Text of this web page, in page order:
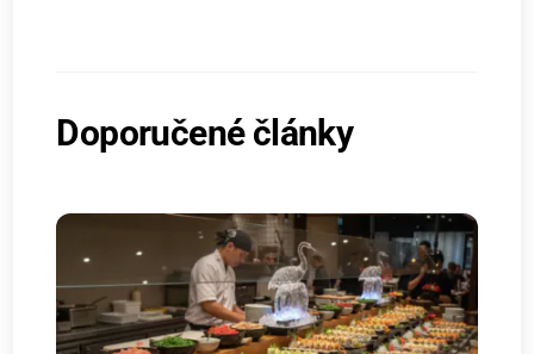
Doporučené články